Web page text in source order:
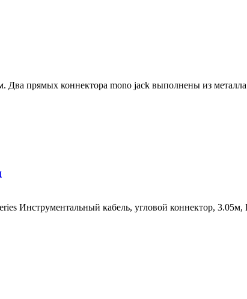
прямых коннектора mono jack выполнены из
Инструментальный кабель, угловой коннектор, 3.05м,